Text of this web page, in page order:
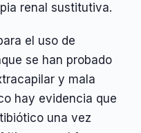
renal sustitutiva.
el uso de
se han probado
y mala
hay evidencia que
una vez